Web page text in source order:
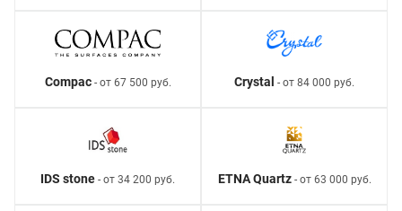
Compac- от 67 500 руб. Crystal - от 84 000 руб.
IDS stone - от 34 200 руб. ETNA Quartz- от 63 000 руб.